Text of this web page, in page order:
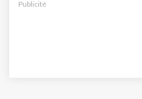
Publicité